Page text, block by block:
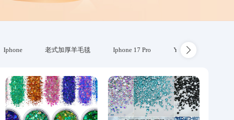
Iphone 老式加厚羊毛毯 Iphone 17 Pro Yubikey